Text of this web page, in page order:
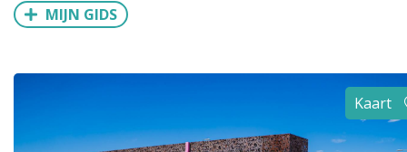
Andere wereldsteden
MIJN GIDS
Kaart